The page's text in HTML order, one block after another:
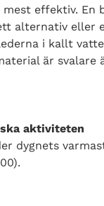
mest effektiv. En
alternativ eller
i kallt
är svalare
aktiviteten
dygnets